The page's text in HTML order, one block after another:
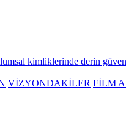
kimliklerinde derin
VİZYONDAKİLER FİLM